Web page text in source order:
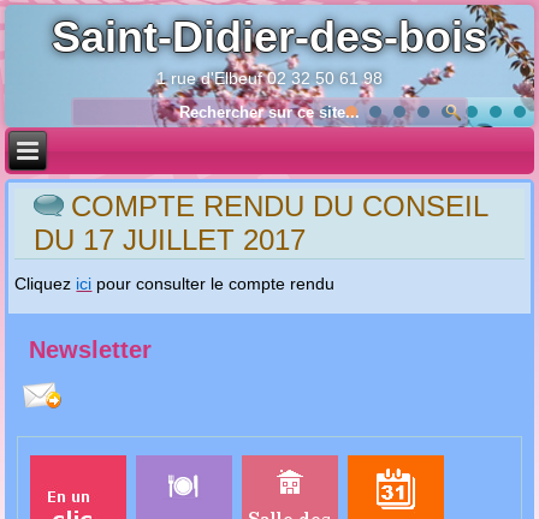
Saint-Didier-des-bois
1 rue d'Elbeuf 02 32 50 61 98
COMPTE RENDU DU CONSEIL
DU 17 JUILLET 2017
Cliquez ici pour consulter le compte rendu
Newsletter
Année
précédente
Mois
précédent
Année
suivante
Mois
suivant